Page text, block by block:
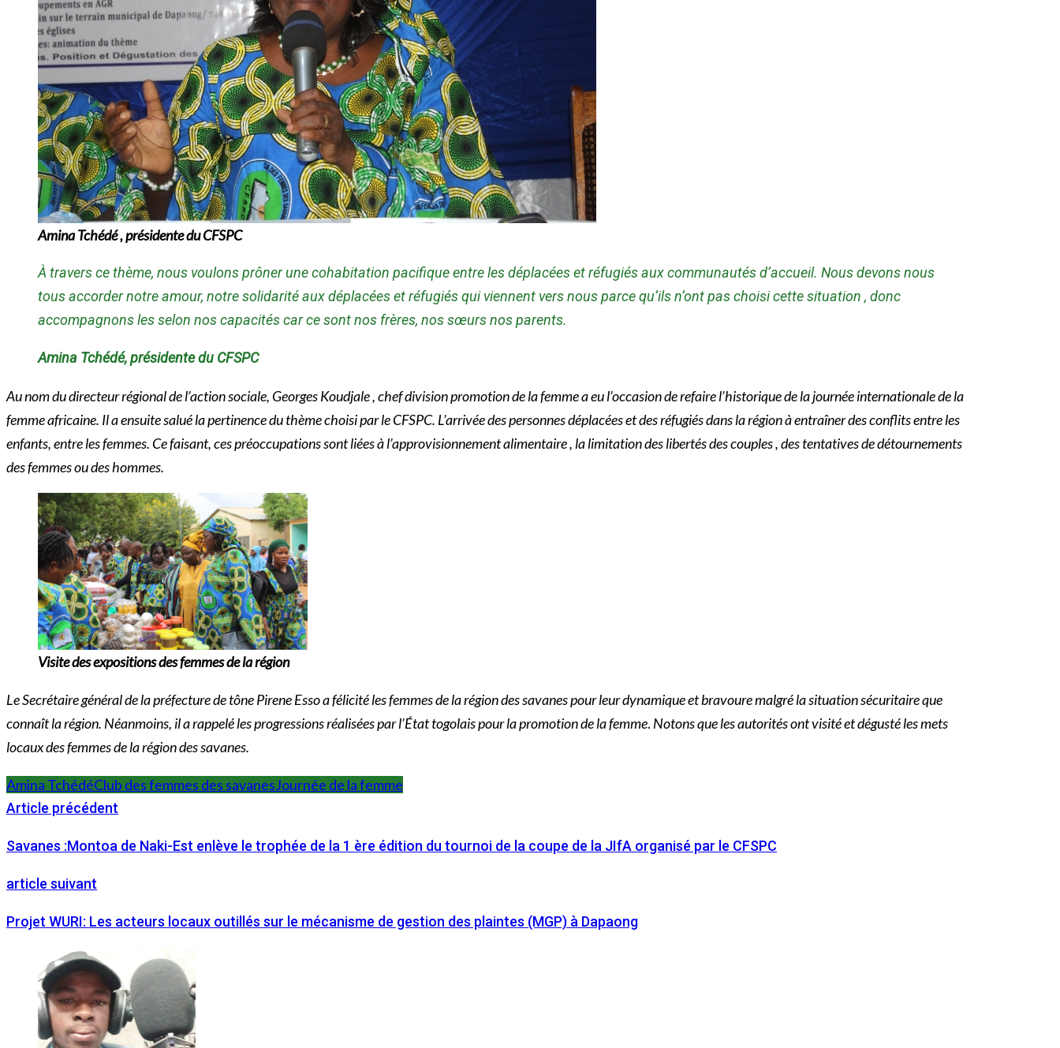
Amina Tchédé , présidente du CFSPC
À travers ce thème, nous voulons prôner une cohabitation pacifique entre les déplacées et réfugiés aux communautés d’accueil. Nous devons nous
tous accorder notre amour, notre solidarité aux déplacées et réfugiés qui viennent vers nous parce qu’ils n’ont pas choisi cette situation , donc
accompagnons les selon nos capacités car ce sont nos frères, nos sœurs nos parents.
Amina Tchédé, présidente du CFSPC
Au nom du directeur régional de l’action sociale, Georges Koudjale , chef division promotion de la femme a eu l’occasion de refaire l’historique de la journée internationale de la
femme africaine. Il a ensuite salué la pertinence du thème choisi par le CFSPC. L’arrivée des personnes déplacées et des réfugiés dans la région à entraîner des conflits entre les
enfants, entre les femmes. Ce faisant, ces préoccupations sont liées à l’approvisionnement alimentaire , la limitation des libertés des couples , des tentatives de détournements
des femmes ou des hommes.
Visite des expositions des femmes de la région
Le Secrétaire général de la préfecture de tône Pirene Esso a félicité les femmes de la région des savanes pour leur dynamique et bravoure malgré la situation sécuritaire que
connaît la région. Néanmoins, il a rappelé les progressions réalisées par l’État togolais pour la promotion de la femme. Notons que les autorités ont visité et dégusté les mets
locaux des femmes de la région des savanes.
Amina TchédéClub des femmes des savanesJournée de la femme
Article précédent
Savanes :Montoa de Naki-Est enlève le trophée de la 1 ère édition du tournoi de la coupe de la JIfA organisé par le CFSPC
article suivant
Projet WURI: Les acteurs locaux outillés sur le mécanisme de gestion des plaintes (MGP) à Dapaong